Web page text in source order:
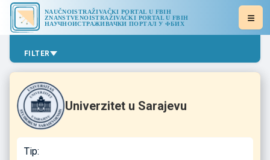
NAUČNOISTRAŽIVAČKI PORTAL U FBIH
ZNANSTVENOISTRAŽIVAČKI PORTAL U FBIH
НАУЧНОИСТРАЖИВАЧКИ ПОРТАЛ У ФБИХ
FILTER
Univerzitet u Sarajevu
Tip: